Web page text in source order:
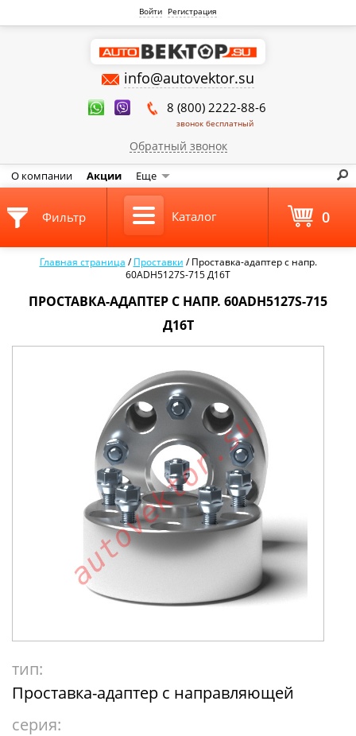
Войти Регистрация
info@autovektor.su
8 (800) 2222-88-6
звонок бесплатный
Обратный звонок
О компании Акции Еще
Главная страница /Проставки /Проставка-адаптер с напр.
60ADH5127S-715 Д16Т
ПРОСТАВКА-АДАПТЕР С НАПР. 60ADH5127S-715
Д16Т
тип:
Проставка-адаптер с направляющей
серия:
Фильтр Каталог 0